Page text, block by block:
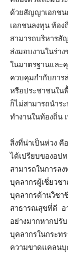
ด้วยสัญญาเอกชน
เอกชนลงทุน ท้อ
สามารถบริหารสั
ส่งมอบงานในร่าง
ในมาตรฐานและ
ควบคุมกำกับการ
หรือประชาชนใน
ก็ไม่สามารถนำร
ทำงานในท้องถิ่น
สิ่งที่น่าเป็นห่วง คื
ได้เปรียบของอป
สามารถในการล
บุคลากรผู้เชี่ยวช
บุคลากรด้านวิชา
สาธารณสุขที่ดี อ
อย่างมากหากปรั
บุคลากรในกระท
ความขาดแคลนบุ